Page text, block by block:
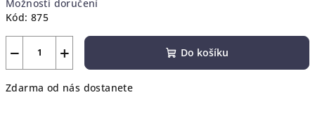
Možnosti doručení
Kód: 875
+
− Do košíku
Zdarma od nás dostanete